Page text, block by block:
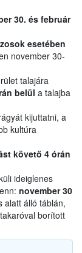
30. és február
esetében
november 30-
talajára
belül a talajba
kijuttatni, a
kultúra
követő 4 órán
ideiglenes
november 30
alatt álló táblán,
borított